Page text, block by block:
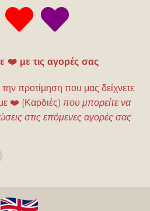
❤️ με τις αγορές σας
προτίμηση που μας δείχνετε
❤️ (Καρδιές) που μπορείτε να
στις επόμενες αγορές σας